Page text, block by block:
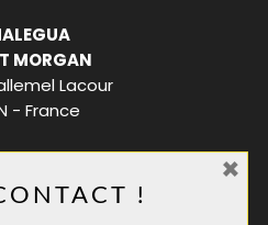
MORGAN
Lacour
- France
!
×